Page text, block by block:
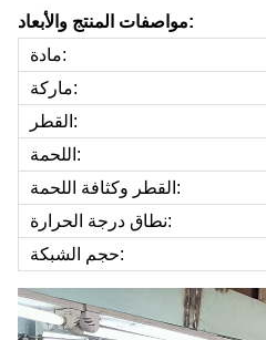
مواصفات المنتج والأبعاد:
مادة:
ماركة:
القطر:
اللحمة:
القطر وكثافة اللحمة:
نطاق درجة الحرارة:
حجم الشبكة: